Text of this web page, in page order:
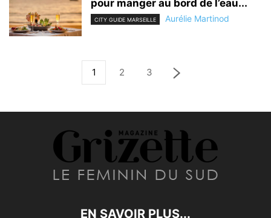
pour manger au bord de l’eau...
CITY GUIDE MARSEILLE Aurélie Martinod
1 2 3
EN SAVOIR PLUS...